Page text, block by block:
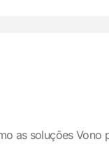
as soluções